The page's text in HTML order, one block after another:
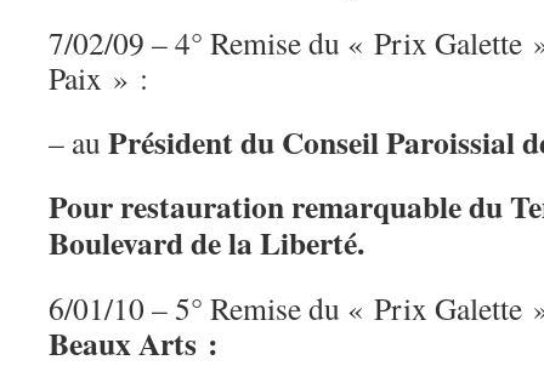
7/02/09 – 4° Remise du « Prix Galette
Paix » :
– au Président du Conseil Paroissial
Pour restauration remarquable du
Boulevard de la Liberté.
6/01/10 – 5° Remise du « Prix Galette
Beaux Arts :